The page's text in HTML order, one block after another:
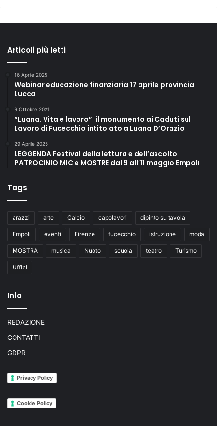
Articoli più letti
16 Aprile 2025
Webinar educazione finanziaria 17 aprile provincia
Lucca
9 Ottobre 2021
“Luana. Vita e lavoro”: il monumento ai Caduti sul
Lavoro di Fucecchio intitolato a Luana D’Orazio
29 Aprile 2025
LEGGENDA Festival della lettura e dell’ascolto
PATROCINIO MIC e MOSTRE dal 9 all’11 maggio Empoli
Tags
arazzi arte Calcio capolavori dipinto su tavola
Empoli eventi Firenze fucecchio istruzione moda
MOSTRA musica Nuoto scuola teatro Turismo
Uffizi
Info
REDAZIONE
CONTATTI
GDPR
Privacy Policy
Cookie Policy